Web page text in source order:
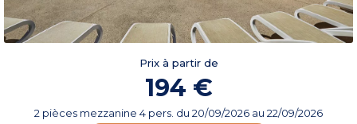
Prix à partir de
194 €
2 pièces mezzanine 4 pers. du 20/09/2026 au 22/09/2026